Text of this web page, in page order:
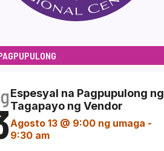
Espesyal na Pagpupulong ng
Tagapayo ng Vendor
Agosto 13 @ 9:00 ng umaga -
9:30 am